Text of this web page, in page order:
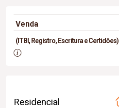
Venda
(ITBI, Registro, Escritura e Certidões)
Residencial